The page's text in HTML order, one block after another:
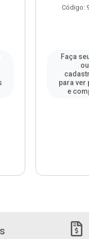
Código:
Faça
ou
para ver
e